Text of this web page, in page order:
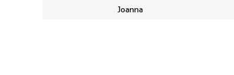
Joanna